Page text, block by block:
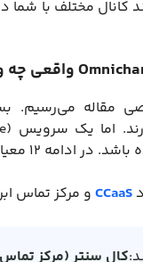
مقاله می‌رسیم.
CCaaS و مرکز تماس
کال سنتر (مرکز